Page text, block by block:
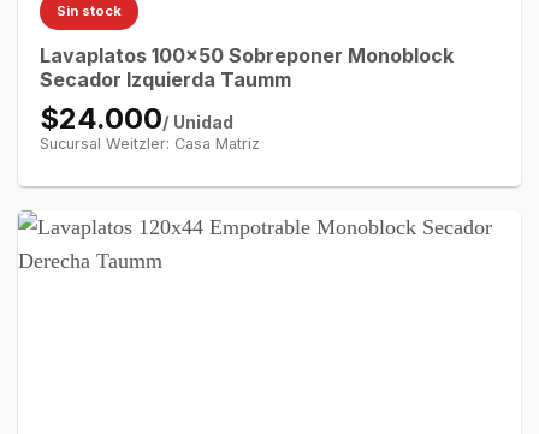
Sin stock
Lavaplatos 100×50 Sobreponer Monoblock
Secador Izquierda Taumm
$24.000/ Unidad
Sucursal Weitzler: Casa Matriz